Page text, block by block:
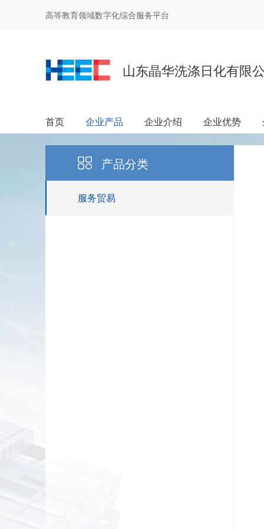
高等教育领域数字化综合服务平台
山东晶华洗涤日化有限
首页 企业产品 企业介绍 企业优势
产品分类
服务贸易